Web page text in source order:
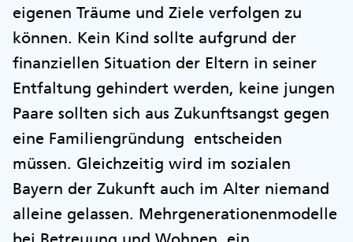
eigenen Träume und Ziele verfolgen zu
können. Kein Kind sollte aufgrund der
finanziellen Situation der Eltern in seiner
Entfaltung gehindert werden, keine jungen
Paare sollten sich aus Zukunftsangst gegen
eine Familiengründung entscheiden
müssen. Gleichzeitig wird im sozialen
Bayern der Zukunft auch im Alter niemand
alleine gelassen. Mehrgenerationenmodelle